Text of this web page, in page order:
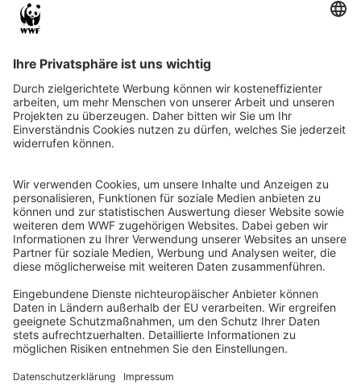
WWF Deutschland
Reinhardtstr. 18
10117 Berlin
Ihre Spende kann steuerlich geltend gemacht werden
Registriert als Stiftung WWF Deutschland, Senatsverwaltung für
Justiz Berlin, Az: 3416/976/2
Umsatzsteuer-Identifikationsnummer: DE 114236103
Freistellungsbescheid: Als gemeinnützige Körperschaft befreit
von der Körperschaftssteuer gem. §5 I 9 KStg. unter der
Steuernummer 27/641/09321